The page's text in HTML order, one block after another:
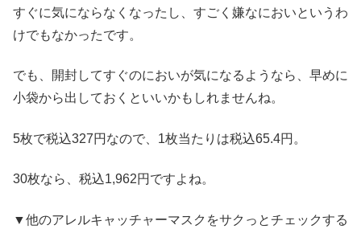
すぐに気にならなくなったし、すごく嫌なにおいというわ
けでもなかったです。
でも、開封してすぐのにおいが気になるようなら、早めに
小袋から出しておくといいかもしれませんね。
5枚で税込327円なので、1枚当たりは税込65.4円。
30枚なら、税込1,962円ですよね。
▼他のアレルキャッチャーマスクをサクっとチェックする